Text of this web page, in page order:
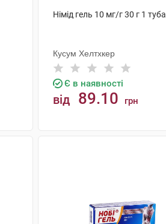
Німід гель 10 мг/г 30 г 1 туба
Кусум Хелтхкер
Є в наявності
від 89.10 грн